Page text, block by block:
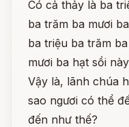
Có cả thảy là ba
ba trăm ba mươi
ba triệu ba trăm
mươi ba hạt sồi
Vậy là, lãnh chúa
sao ngươi có thể
đến như thế?